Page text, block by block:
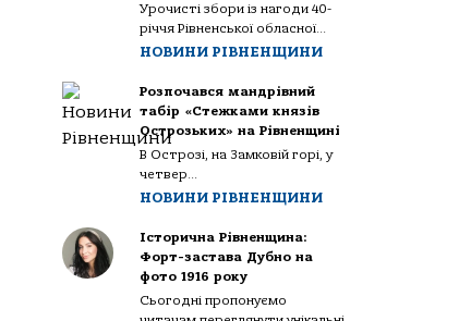
Урочисті збори із нагоди 40-
річчя Рівненської обласної...
НОВИНИ РІВНЕНЩИНИ
Розпочався мандрівний
табір «Стежками князів
Острозьких» на Рівненщині
В Острозі, на Замковій горі, у
четвер...
НОВИНИ РІВНЕНЩИНИ
Історична Рівненщина:
Форт-застава Дубно на
фото 1916 року
Сьогодні пропонуємо